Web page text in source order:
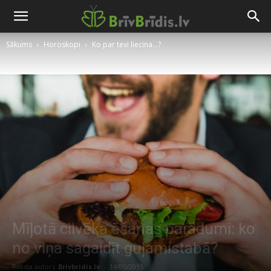
Sākums Horoskopi Ko par tevi liecina...?
Mīļotā cilvēka ēšanas paradumi: ko
no viņa sagaidīt guļamistabā?
Raksta autors Brivbridis.lv - 14/05/2015